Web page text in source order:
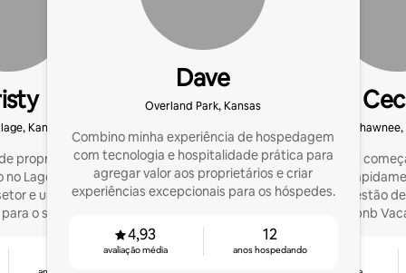
Kansas
propriedade familiar
Lago dos Ozarks.
e uma motivação
o sucesso
Dave
Overland Park, Kansas
Combino minha experiência de hospedagem
com tecnologia e hospitalidade prática para
agregar valor aos proprietários e criar
experiências excepcionais para os hóspedes.
4,93
avaliação média
12
anos hospedando
Meu marido e eu
para amigos e
empresa de gestão
chamada Bearbnb